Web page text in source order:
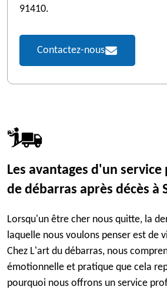
91410.
Contactez-nous
Les avantages d'un
de débarras après décès à
Lorsqu'un être cher nous quitte, la
laquelle nous voulons penser est de
Chez L'art du débarras, nous
émotionnelle et pratique que cela
pourquoi nous offrons un service